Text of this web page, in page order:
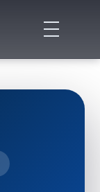
메
뉴
기